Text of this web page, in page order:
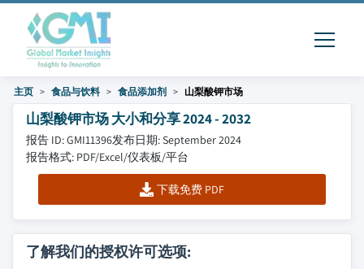
主页 食品与饮料 食品添加剂 山梨酸钾市场
山梨酸钾市场 大小和分享 2024 - 2032
报告 ID: GMI11396发布日期: September 2024
报告格式: PDF/Excel/仪表板/平台
下载免费 PDF
了解我们的授权许可选项: